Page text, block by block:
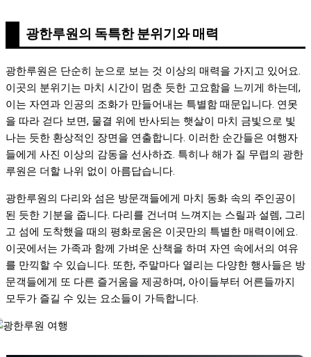
광한루원의 독특한 분위기와 매력
광한루원은 단순히 눈으로 보는 것 이상의 매력을 가지고 있어요.
이곳의 분위기는 마치 시간이 멈춘 듯한 고요함을 느끼게 하는데,
이는 자연과 인공의 조화가 만들어내는 특별함 때문입니다. 연못
을 따라 걷다 보면, 물결 위에 반사되는 햇살이 마치 금빛으로 빛
나는 듯한 환상적인 장면을 연출합니다. 이러한 순간들은 여행자
들에게 사진 이상의 감동을 선사하죠. 특히나 해가 질 무렵의 광한
루원은 더할 나위 없이 아름답습니다.
광한루원의 다리와 섬은 방문객들에게 마치 동화 속의 주인공이
된 듯한 기분을 줍니다. 다리를 건너며 느껴지는 스릴과 설렘, 그리
고 섬에 도착했을 때의 평화로움은 이곳만의 특별한 매력이에요.
이곳에서는 가족과 함께 가벼운 산책을 하며 자연 속에서의 여유
를 만끽할 수 있습니다. 또한, 주말마다 열리는 다양한 행사들은 방
문객들에게 또 다른 즐거움을 제공하며, 아이들부터 어른들까지
모두가 즐길 수 있는 요소들이 가득합니다.